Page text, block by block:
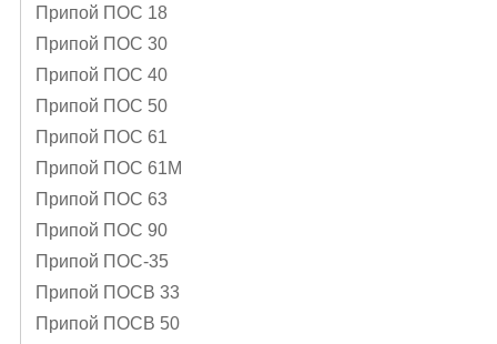
Припой ПОС 18
Припой ПОС 30
Припой ПОС 40
Припой ПОС 50
Припой ПОС 61
Припой ПОС 61М
Припой ПОС 63
Припой ПОС 90
Припой ПОС-35
Припой ПОСВ 33
Припой ПОСВ 50